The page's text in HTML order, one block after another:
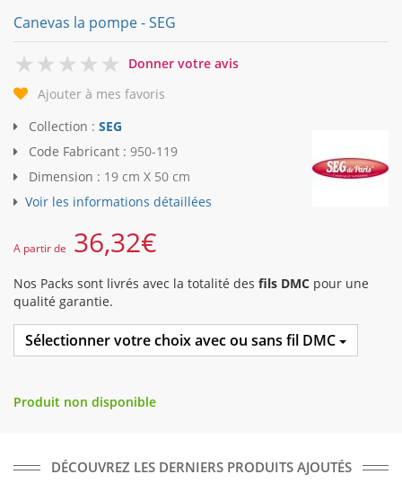
Canevas la pompe - SEG
0
Donner votre avis
Ajouter à mes favoris
Collection : SEG
Code Fabricant : 950-119
Dimension : 19 cm X 50 cm
Voir les informations détaillées
A partir de 36,32€
Nos Packs sont livrés avec la totalité des fils DMC pour une
qualité garantie.
Sélectionner votre choix avec ou sans fil DMC
Produit non disponible
DÉCOUVREZ LES DERNIERS PRODUITS AJOUTÉS